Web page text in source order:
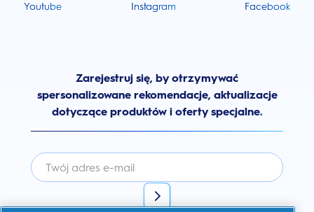
Youtube Instagram Facebook
Zarejestruj się, by otrzymywać
spersonalizowane rekomendacje, aktualizacje
dotyczące produktów i oferty specjalne.